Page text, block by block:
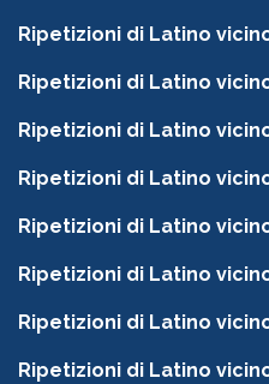
Ripetizioni di Latino
Ripetizioni di Latino
Ripetizioni di Latino
Ripetizioni di Latino
Ripetizioni di Latino
Ripetizioni di Latino
Ripetizioni di Latino
Ripetizioni di Latino